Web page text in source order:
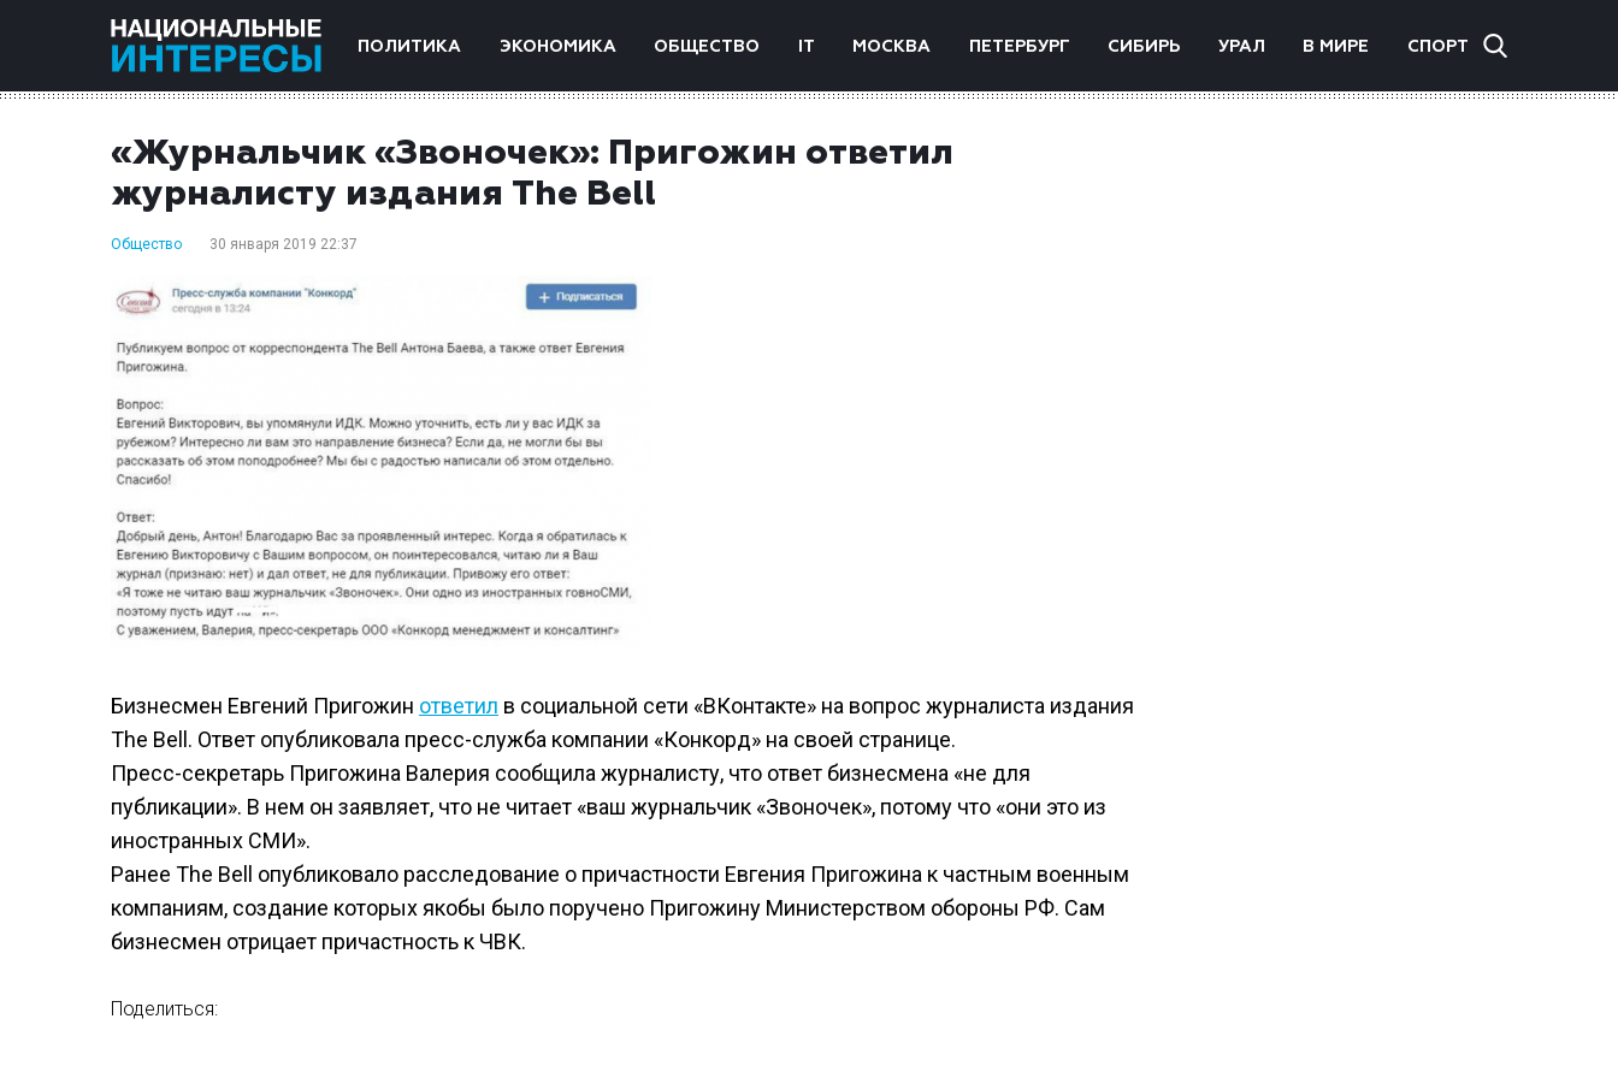
ПОЛИТИКА ЭКОНОМИКА ОБЩЕСТВО IT МОСКВА ПЕТЕРБУРГ СИБИРЬ УРАЛ В МИРЕ СПОРТ
«Журнальчик «Звоночек»: Пригожин ответил
журналисту издания The Bell
Общество 30 января 2019 22:37
Бизнесмен Евгений Пригожин ответил в социальной сети «ВКонтакте» на вопрос журналиста издания
The Bell. Ответ опубликовала пресс-служба компании «Конкорд» на своей странице.
Пресс-секретарь Пригожина Валерия сообщила журналисту, что ответ бизнесмена «не для
публикации». В нем он заявляет, что не читает «ваш журнальчик «Звоночек», потому что «они это из
иностранных СМИ».
Ранее The Bell опубликовало расследование о причастности Евгения Пригожина к частным военным
компаниям, создание которых якобы было поручено Пригожину Министерством обороны РФ. Сам
бизнесмен отрицает причастность к ЧВК.
Поделиться: